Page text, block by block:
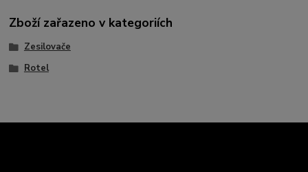
Zboží zařazeno v kategoriích
Zesilovače
Rotel